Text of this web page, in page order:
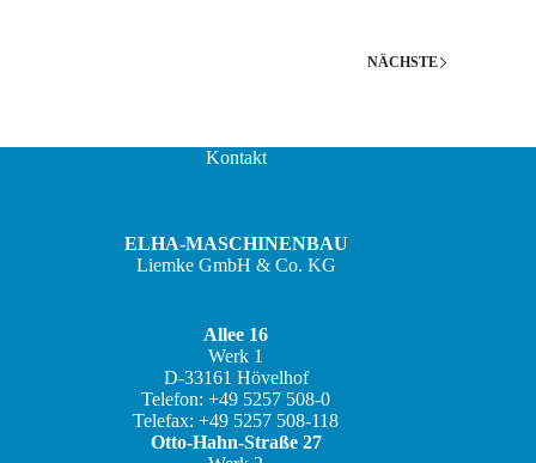
NÄCHSTE
Kontakt
ELHA-MASCHINENBAU
Liemke GmbH & Co. KG
Allee 16
Werk 1
D-33161 Hövelhof
Telefon: +49 5257 508-0
Telefax: +49 5257 508-118
Otto-Hahn-Straße 27